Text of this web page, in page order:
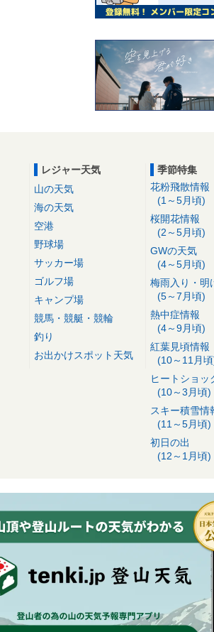
レジャー天気
山の天気
海の天気
空港
野球場
サッカー場
ゴルフ場
キャンプ場
競馬・競艇・競輪
釣り
お出かけスポット天気
季節特集
花粉飛散情報
(1～5月頃)
桜開花情報
(2～5月頃)
GWの天気
(4～5月頃)
梅雨入り・明
(5～7月頃)
熱中症情報
(4～9月頃)
紅葉見頃情報
(10～11月
ヒートショッ
(10～3月頃)
スキー積雪情
(11～5月頃)
初日の出
(12～1月頃)